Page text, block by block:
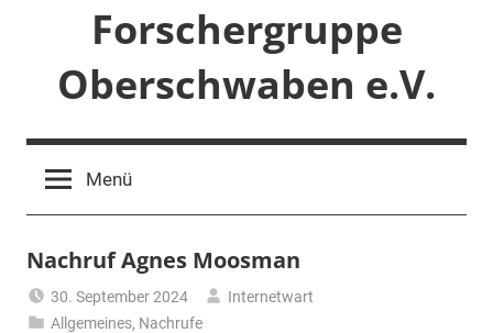
Forschergruppe
Oberschwaben e.V.
Menü
Nachruf Agnes Moosman
30. September 2024
Internetwart
Allgemeines, Nachrufe